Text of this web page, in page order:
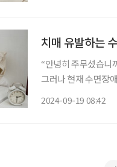
치매 유발하는
“안녕히 주무셨습니
그러나 현재 수면장
2024-09-19 08:42